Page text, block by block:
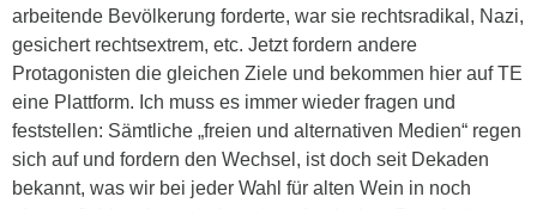
arbeitende Bevölkerung forderte, war sie rechtsradikal, Nazi,
gesichert rechtsextrem, etc. Jetzt fordern andere
Protagonisten die gleichen Ziele und bekommen hier auf TE
eine Plattform. Ich muss es immer wieder fragen und
feststellen: Sämtliche „freien und alternativen Medien“ regen
sich auf und fordern den Wechsel, ist doch seit Dekaden
bekannt, was wir bei jeder Wahl für alten Wein in noch